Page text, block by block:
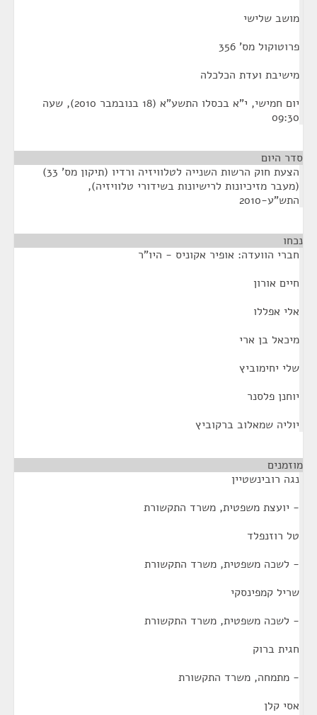
מושב שלישי
פרוטוקול מס' 356
מישיבת ועדת הכלכלה
יום חמישי, י"א בכסלו התשע"א (18 בנובמבר 2010), שעה
09:30
סדר היום
הצעת חוק הרשות השנייה לטלוויזיה ורדיו (תיקון מס' 33)
(מעבר מזיכיונות לרישיונות בשידורי טלוויזיה),
התש"ע-2010
נכחו
חברי הוועדה: אופיר אקוניס - היו"ר
חיים אורון
אלי אפללו
מיכאל בן ארי
שלי יחימוביץ
יוחנן פלסנר
יוליה שמאלוב ברקוביץ
מוזמנים
נגה רובינשטיין
- יועצת משפטית, משרד התקשורת
טל רוזנפלד
- לשכה משפטית, משרד התקשורת
שריל קמפינסקי
- לשכה משפטית, משרד התקשורת
חגית ברוק
- מתמחה, משרד התקשורת
אסי קלן